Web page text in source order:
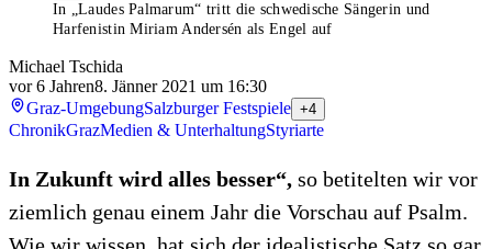
In „Laudes Palmarum“ tritt die schwedische Sängerin und
Harfenistin Miriam Andersén als Engel auf
Michael Tschida
vor 6 Jahren8. Jänner 2021 um 16:30
Graz-UmgebungSalzburger Festspiele +4
ChronikGrazMedien & UnterhaltungStyriarte
In Zukunft wird alles besser“, so betitelten wir vor
ziemlich genau einem Jahr die Vorschau auf Psalm.